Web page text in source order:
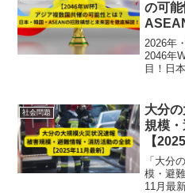
の可能
底解
2026年
2046年
目！日
の行方
社会問題
大分
規模
【
「大分
模・避
11月最